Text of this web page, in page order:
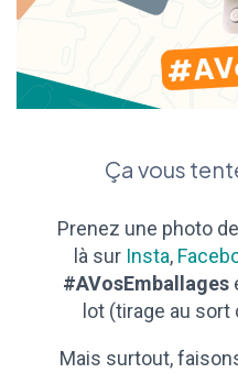
Ça vous
Prenez une photo
là sur Insta,
#AVosEmballages
lot (tirage au
Mais surtout,